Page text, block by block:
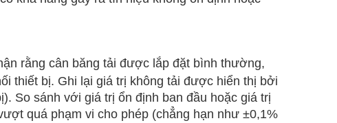
rằng cân băng tải được lắp đặt bình thường,
thiết bị. Ghi lại giá trị không tải được hiển thị bởi
So sánh với giá trị ổn định ban đầu hoặc giá trị
quá phạm vi cho phép (chẳng hạn như ±0,1%